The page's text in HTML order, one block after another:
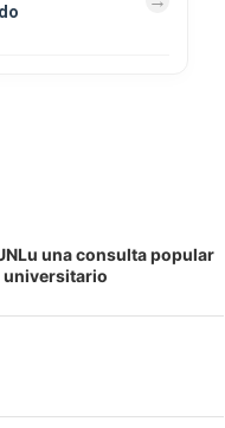
una consulta popular
universitario